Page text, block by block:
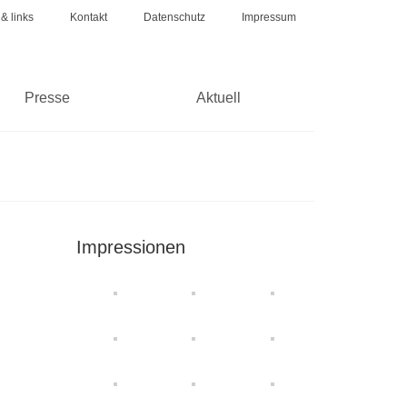
links Kontakt Datenschutz Impressum
Presse Aktuell
Impressionen